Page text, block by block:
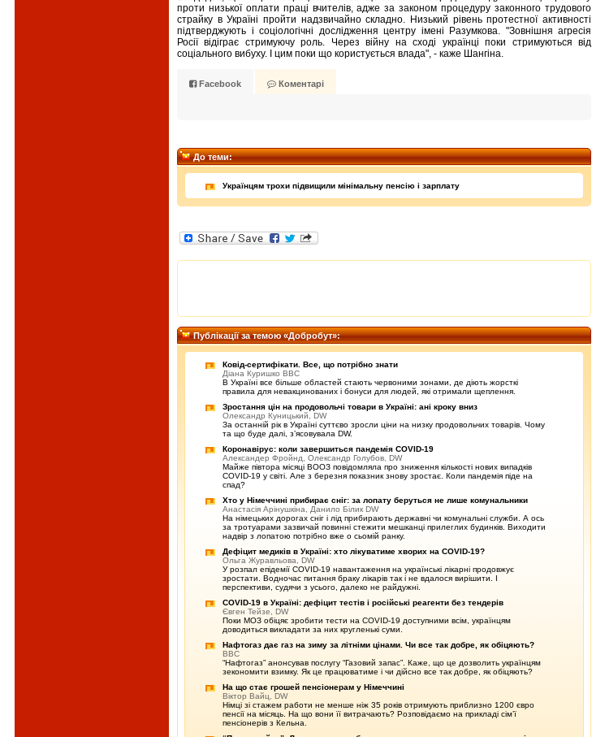
проти низької оплати праці вчителів, адже за законом процедуру законного трудового
страйку в Україні пройти надзвичайно складно. Низький рівень протестної активності
підтверджують і соціологічні дослідження центру імені Разумкова. "Зовнішня агресія
Росії відіграє стримуючу роль. Через війну на сході українці поки стримуються від
соціального вибуху. І цим поки що користується влада", - каже Шангіна.
Facebook Коментарі
До теми:
Українцям трохи підвищили мінімальну пенсію і зарплату
Публiкацiї за темою «Добробут»:
Ковід-сертифікати. Все, що потрібно знати
Діана Куришко BBC
В Україні все більше областей стають червоними зонами, де діють жорсткі
правила для невакцинованих і бонуси для людей, які отримали щеплення.
Зростання цін на продовольчі товари в Україні: ані кроку вниз
Олександр Куницький, DW
За останній рік в Україні суттєво зросли ціни на низку продовольчих товарів. Чому
та що буде далі, з’ясовувала DW.
Коронавірус: коли завершиться пандемія COVID-19
Александер Фройнд, Олександр Голубов, DW
Майже півтора місяці ВООЗ повідомляла про зниження кількості нових випадків
COVID-19 у світі. Але з березня показник знову зростає. Коли пандемія піде на
спад?
Хто у Німеччині прибирає сніг: за лопату беруться не лише комунальники
Анастасія Арінушкіна, Данило Білик DW
На німецьких дорогах сніг і лід прибирають державні чи комунальні служби. А ось
за тротуарами зазвичай повинні стежити мешканці прилеглих будинків. Виходити
надвір з лопатою потрібно вже о сьомій ранку.
Дефіцит медиків в Україні: хто лікуватиме хворих на COVID-19?
Ольга Журавльова, DW
У розпал епідемії COVID-19 навантаження на українські лікарні продовжує
зростати. Водночас питання браку лікарів так і не вдалося вирішити. І
перспективи, судячи з усього, далеко не райдужні.
COVID-19 в Україні: дефіцит тестів і російські реагенти без тендерів
Євген Тейзе, DW
Поки МОЗ обіцяє зробити тести на COVID-19 доступними всім, українцям
доводиться викладати за них кругленькі суми.
Нафтогаз дає газ на зиму за літніми цінами. Чи все так добре, як обіцяють?
BBC
“Нафтогаз” анонсував послугу “Газовий запас”. Каже, що це дозволить українцям
зекономити взимку. Як це працюватиме і чи дійсно все так добре, як обіцяють?
На що стає грошей пенсіонерам у Німеччині
Віктор Вайц, DW
Німці зі стажем работи не менше ніж 35 років отримують приблизно 1200 євро
пенсії на місяць. На що вони її витрачають? Розповідаємо на прикладі сім’ї
пенсіонерів з Кельна.